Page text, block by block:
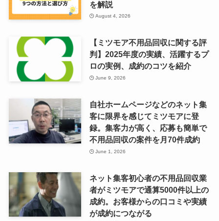
を解説
August 4, 2026
【ミツモア不用品回収に関する評
判】2025年度の実績、活躍するプ
ロの実例、成約のコツを紹介
June 9, 2026
自社ホームページなどのネット集
客に限界を感じてミツモアに登
録。集客力が高く、応募も簡単で
不用品回収の案件を月70件成約
June 1, 2026
ネット集客初心者の不用品回収業
者がミツモアで通算5000件以上の
成約。お客様からの口コミや実績
が成約につながる